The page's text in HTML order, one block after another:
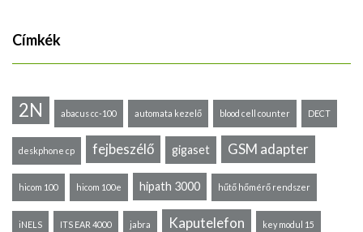
Címkék
2N abacus cc-100 automata kezelő blood cell counter DECT
deskphone cp fejbeszélő gigaset GSM adapter
hicom 100 hicom 100e hipath 3000 hűtő hőmérő rendszer
iNELS ITS EAR 4000 jabra Kaputelefon key modul 15